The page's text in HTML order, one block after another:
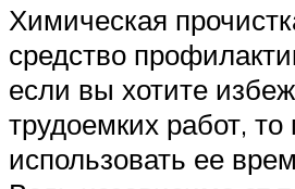
Химическая
средство
если вы хотите
трудоемких работ,
использовать ее